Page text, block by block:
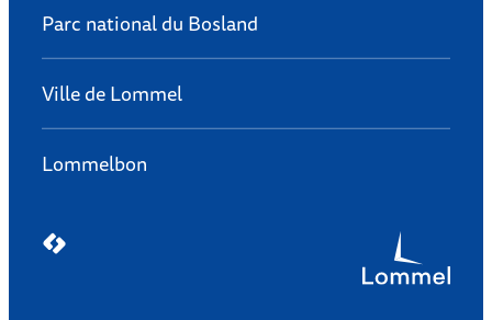
Parc national du Bosland
Ville de Lommel
Lommelbon
LCP nv 2026 ©